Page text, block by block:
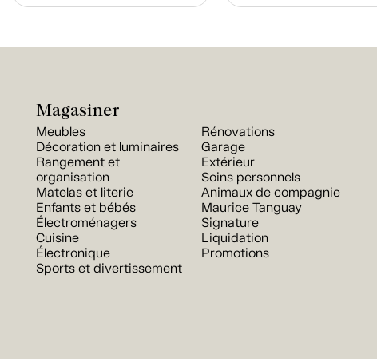
Magasiner
Meubles
Décoration et luminaires
Rangement et
organisation
Matelas et literie
Enfants et bébés
Électroménagers
Cuisine
Électronique
Sports et divertissement
Rénovations
Garage
Extérieur
Soins personnels
Animaux de compagnie
Maurice Tanguay
Signature
Liquidation
Promotions